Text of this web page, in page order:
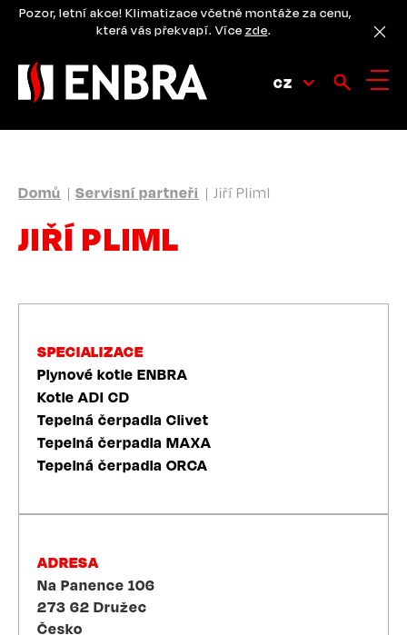
PřejítPozor, letní akce! Klimatizace včetně montáže za cenu,
která vás překvapí. Více zde.
CZ
DROBEČKOVÁ
NAVIGACE
Domů Servisní partneři Jiří Pliml
JIŘÍ PLIML
SPECIALIZACE
Plynové kotle ENBRA
Kotle ADI CD
Tepelná čerpadla Clivet
Tepelná čerpadla MAXA
Tepelná čerpadla ORCA
ADRESA
Na Panence 106
273 62 Družec
Česko